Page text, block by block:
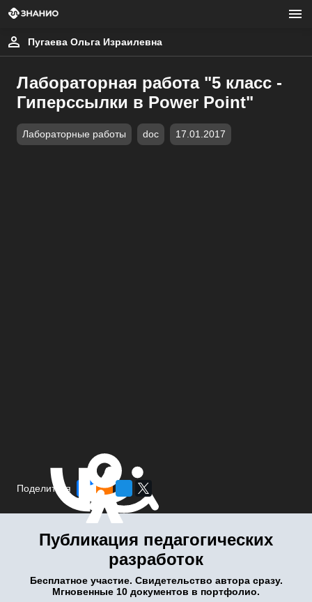
Пугаева Ольга Израилевна
Лабораторная работа "5 класс -
Гиперссылки в Power Point"
Лабораторные работы doc 17.01.2017
Поделиться
Публикация педагогических
разработок
Бесплатное участие. Свидетельство автора сразу.
Мгновенные 10 документов в портфолио.